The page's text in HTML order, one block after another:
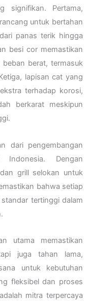
signifikan. Pertama,
untuk bertahan
panas terik hingga
besi cor memastikan
berat, termasuk
lapisan cat yang
terhadap korosi,
berkarat meskipun
dari pengembangan
Dengan
grill selokan untuk
bahwa setiap
tertinggi dalam
utama memastikan
juga tahan lama,
untuk kebutuhan
fleksibel dan proses
mitra terpercaya